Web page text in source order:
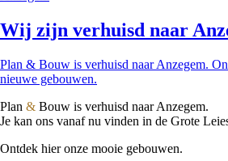
Wij zijn verhuisd naar
Plan & Bouw is verhuisd naar Anzegem.
nieuwe gebouwen.
Plan & Bouw is verhuisd naar Anzegem.
Je kan ons vanaf nu vinden in de Grote
Ontdek hier onze mooie gebouwen.